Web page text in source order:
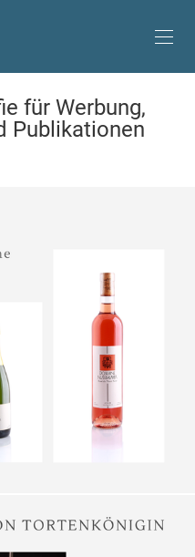
für Werbung,
Publikationen